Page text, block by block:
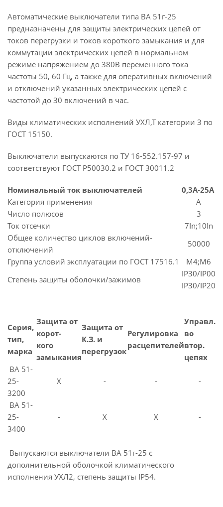
Автоматические выключатели типа ВА 51г-25
предназначены для защиты электрических цепей от
токов перегрузки и токов короткого замыкания и для
коммутации электрических цепей в нормальном
режиме напряжением до 380В переменного тока
частоты 50, 60 Гц, а также для оперативных включений
и отключений указанных электрических цепей с
частотой до 30 включений в час.
Виды климатических исполнений УХЛ,Т категории 3 по
ГОСТ 15150.
Выключатели выпускаются по ТУ 16-552.157-97 и
соответствуют ГОСТ Р50030.2 и ГОСТ 30011.2
Номинальный ток выключателей
0,3A-25A
Категория применения
A
Число полюсов
3
Ток отсечки
7In;10In
Общее количество циклов включений-
отключений
50000
Группа условий эксплуатации по ГОСТ 17516.1
M4;M6
Степень защиты оболочки/зажимов
IP30/IP00
IP30/IP20
Серия,
тип,
марка
Защита от
корот-
кого
замыкания
Защита от
К.З. и
перегрузок
Регулировка
расцепителей
Управл.
во
втор.
цепях
ВА 51-
25-
3200
X - - -
ВА 51-
25-
3400
- X X -
Выпускаются выключатели ВА 51г-25 с
дополнительной оболочкой климатического
исполнения УХЛ2, степень защиты IP54.